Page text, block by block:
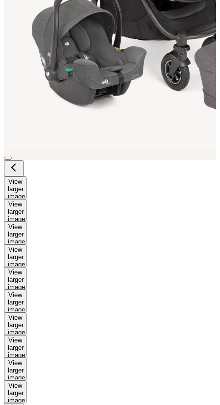
View
larger
image
View
larger
image
View
larger
image
View
larger
image
View
larger
image
View
larger
image
View
larger
image
View
larger
image
View
larger
image
View
larger
image